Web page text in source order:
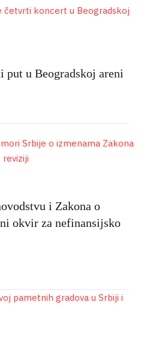
put u Beogradskoj areni
i Zakona o
okvir za nefinansijsko